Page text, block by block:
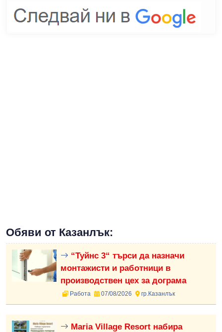
Обяви от Казанлък:
“Туйнс 3“ търси да назначи
монтажисти и работници в
производствен цех за дограма
Работа 07/08/2026 гр.Казанлък
Maria Village Resort набира